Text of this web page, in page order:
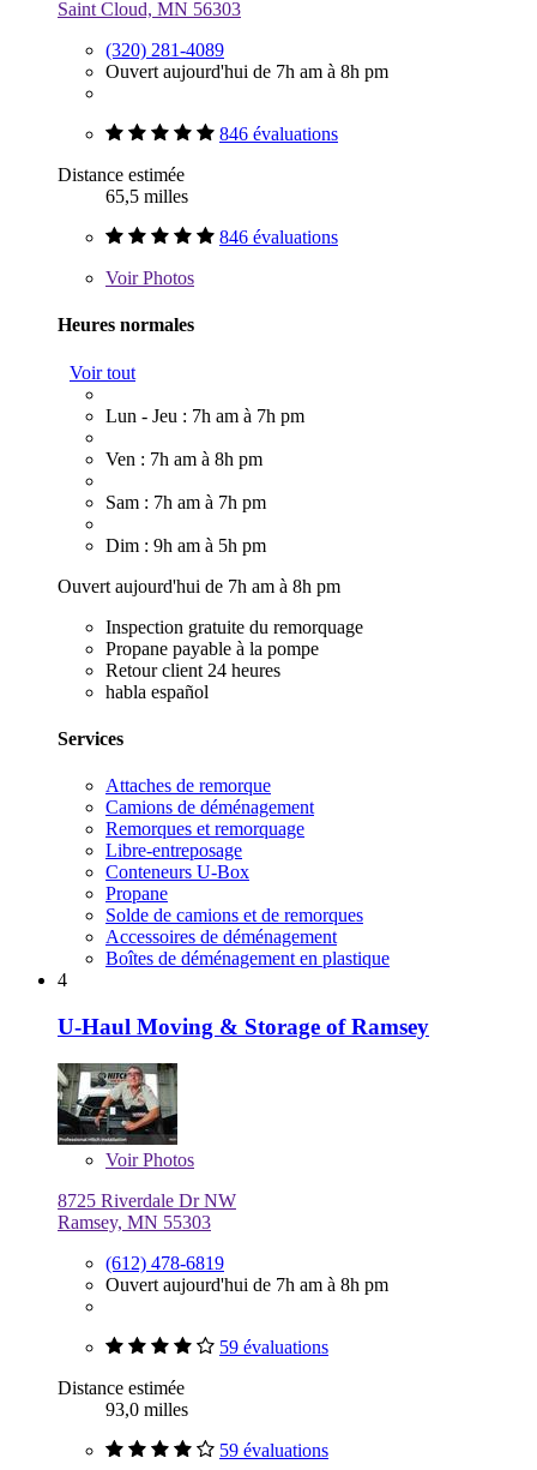
Saint Cloud, MN 56303
(320) 281-4089
Ouvert aujourd'hui de 7h am à 8h pm
846 évaluations
Distance estimée
65,5 milles
846 évaluations
VoirPhotos
Heures normales
Voir tout
Lun - Jeu : 7h am à 7h pm
Ven : 7h am à 8h pm
Sam : 7h am à 7h pm
Dim : 9h am à 5h pm
Ouvert aujourd'hui de 7h am à 8h pm
Inspection gratuite du remorquage
Propane payable à la pompe
Retour client 24 heures
habla español
Services
Attaches de remorque
Camions de déménagement
Remorques et remorquage
Libre-entreposage
Conteneurs U-Box
Propane
Solde de camions et de remorques
Accessoires de déménagement
Boîtes de déménagement en plastique
4
U-Haul Moving & Storage of Ramsey
VoirPhotos
8725 Riverdale Dr NW
Ramsey, MN 55303
(612) 478-6819
Ouvert aujourd'hui de 7h am à 8h pm
59 évaluations
Distance estimée
93,0 milles
59 évaluations